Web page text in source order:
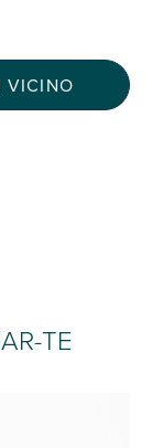
VICINO
TE